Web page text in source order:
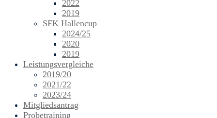
2022
2019
SFK Hallencup
2024/25
2020
2019
Leistungsvergleiche
2019/20
2021/22
2023/24
Mitgliedsantrag
Probetraining